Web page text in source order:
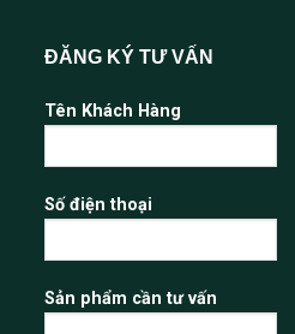
ĐĂNG KÝ TƯ VẤN
Tên Khách Hàng
Số điện thoại
Sản phẩm cần tư vấn